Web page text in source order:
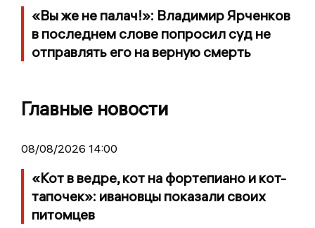
«Вы же не палач!»: Владимир Ярченков
в последнем слове попросил суд не
отправлять его на верную смерть
Главные новости
08/08/2026 14:00
«Кот в ведре, кот на фортепиано и кот-
тапочек»: ивановцы показали своих
питомцев